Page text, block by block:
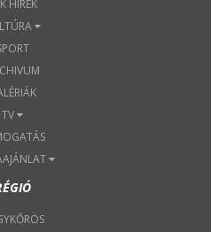
HÍREK
TV